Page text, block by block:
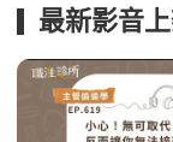
最新影音